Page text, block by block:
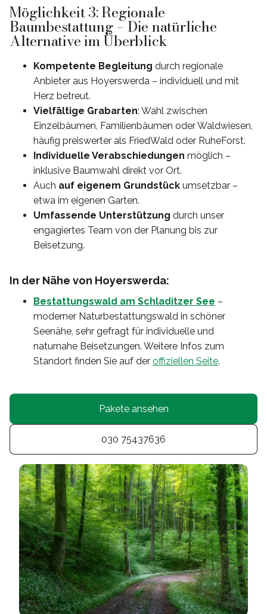
Möglichkeit 3: Regionale
Baumbestattung – Die natürliche
Alternative im Überblick
Kompetente Begleitung durch regionale
Anbieter aus Hoyerswerda – individuell und mit
Herz betreut.
Vielfältige Grabarten: Wahl zwischen
Einzelbäumen, Familienbäumen oder Waldwiesen,
häufig preiswerter als FriedWald oder RuheForst.
Individuelle Verabschiedungen möglich –
inklusive Baumwahl direkt vor Ort.
Auch auf eigenem Grundstück umsetzbar –
etwa im eigenen Garten.
Umfassende Unterstützung durch unser
engagiertes Team von der Planung bis zur
Beisetzung.
In der Nähe von Hoyerswerda:
Bestattungswald am Schladitzer See –
moderner Naturbestattungswald in schöner
Seenähe, sehr gefragt für individuelle und
naturnahe Beisetzungen. Weitere Infos zum
Standort finden Sie auf der offiziellen Seite.
Pakete ansehen
030 75437636